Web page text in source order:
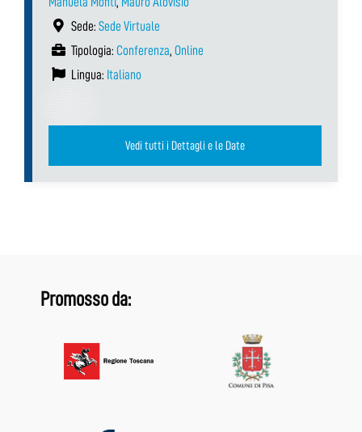
Sede: Sede Virtuale
Tipologia: Conferenza, Online
Lingua: Italiano
Vedi tutti i Dettagli e le Date
Promosso da: